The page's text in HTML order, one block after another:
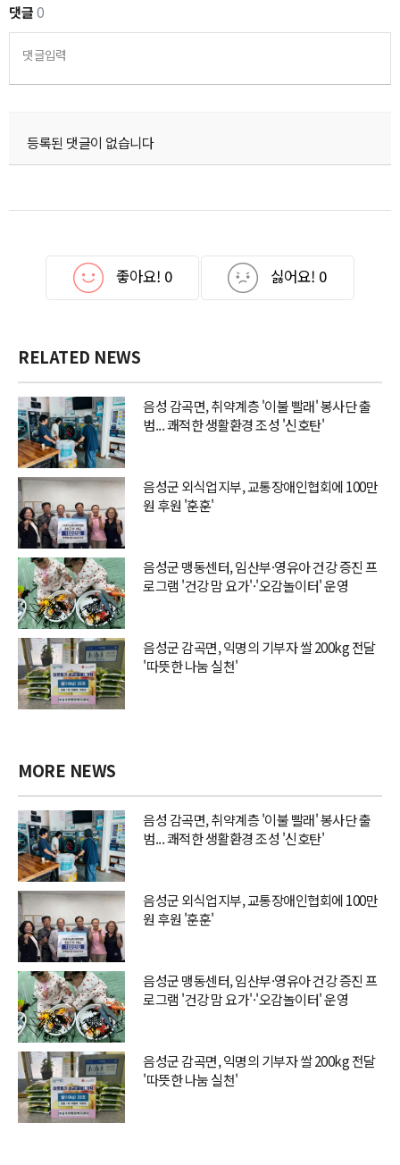
댓글0
댓글입력
등록된 댓글이 없습니다
좋아요! 0 싫어요! 0
RELATED NEWS
음성 감곡면, 취약계층 '이불 빨래' 봉사단 출
범... 쾌적한 생활환경 조성 '신호탄'
음성군 외식업지부, 교통장애인협회에 100만
원 후원 '훈훈'
음성군 맹동센터, 임산부·영유아 건강 증진 프
로그램 '건강 맘 요가'·'오감놀이터' 운영
음성군 감곡면, 익명의 기부자 쌀 200kg 전달
'따뜻한 나눔 실천'
MORE NEWS
음성 감곡면, 취약계층 '이불 빨래' 봉사단 출
범... 쾌적한 생활환경 조성 '신호탄'
음성군 외식업지부, 교통장애인협회에 100만
원 후원 '훈훈'
음성군 맹동센터, 임산부·영유아 건강 증진 프
로그램 '건강 맘 요가'·'오감놀이터' 운영
음성군 감곡면, 익명의 기부자 쌀 200kg 전달
'따뜻한 나눔 실천'